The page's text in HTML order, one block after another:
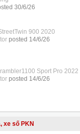
30/6/26
900 2020
posted 14/6/26
Sport Pro 2022
posted 14/6/26
xe số PKN